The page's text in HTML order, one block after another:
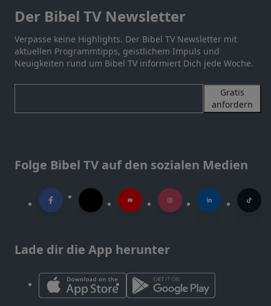
Der Bibel TV Newsletter
Verpasse keine Highlights. Der Bibel TV Newsletter mit
aktuellen Programmtipps, geistlichem Impuls und
Neuigkeiten rund um Bibel TV informiert Dich jede Woche.
Gratis
anfordern
Folge Bibel TV auf den sozialen Medien
Lade dir die App herunter